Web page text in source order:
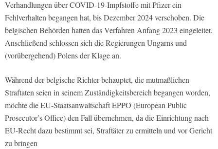
Verhandlungen über COVID-19-Impfstoffe mit Pfizer ein
Fehlverhalten begangen hat, bis Dezember 2024 verschoben. Die
belgischen Behörden hatten das Verfahren Anfang 2023 eingeleitet.
Anschließend schlossen sich die Regierungen Ungarns und
(vorübergehend) Polens der Klage an.
Während der belgische Richter behauptet, die mutmaßlichen
Straftaten seien in seinem Zuständigkeitsbereich begangen worden,
möchte die EU-Staatsanwaltschaft EPPO (European Public
Prosecutor’s Office) den Fall übernehmen, da die Einrichtung nach
EU-Recht dazu bestimmt sei, Straftäter zu ermitteln und vor Gericht
zu bringen